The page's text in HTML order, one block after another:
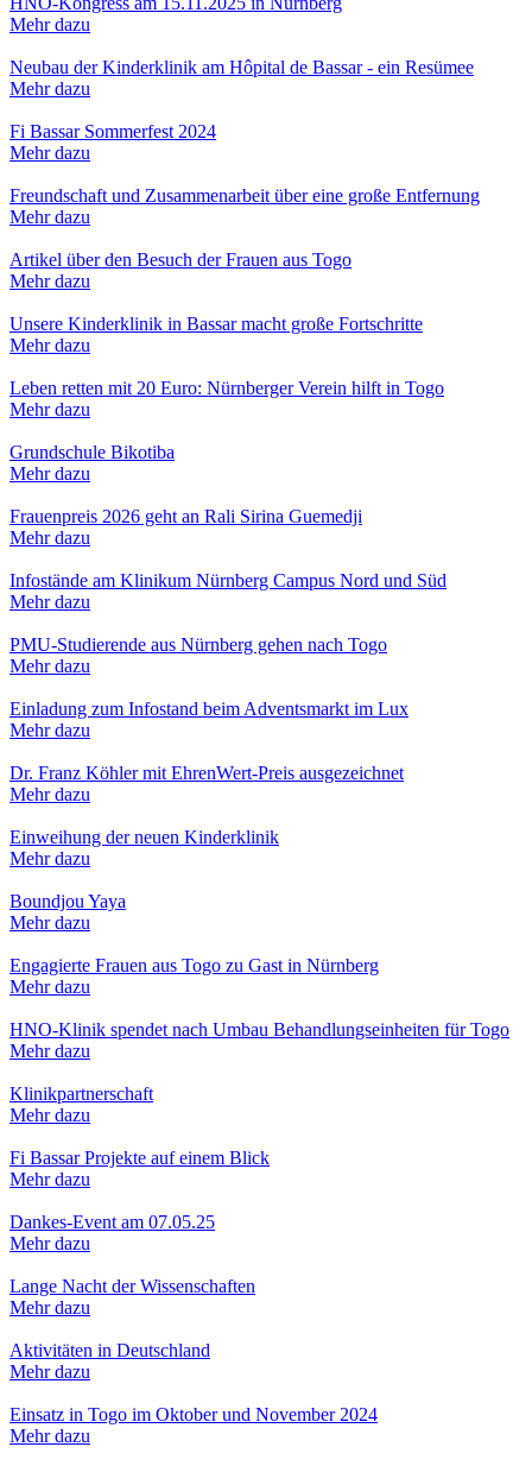
Mehr dazu
Neubau der Kinderklinik am Hôpital de Bassar - ein Resümee
Mehr dazu
Fi Bassar Sommerfest 2024
Mehr dazu
Freundschaft und Zusammenarbeit über eine große Entfernung
Mehr dazu
Artikel über den Besuch der Frauen aus Togo
Mehr dazu
Unsere Kinderklinik in Bassar macht große Fortschritte
Mehr dazu
Leben retten mit 20 Euro: Nürnberger Verein hilft in Togo
Mehr dazu
Grundschule Bikotiba
Mehr dazu
Frauenpreis 2026 geht an Rali Sirina Guemedji
Mehr dazu
Infostände am Klinikum Nürnberg Campus Nord und Süd
Mehr dazu
PMU-Studierende aus Nürnberg gehen nach Togo
Mehr dazu
Einladung zum Infostand beim Adventsmarkt im Lux
Mehr dazu
Dr. Franz Köhler mit EhrenWert-Preis ausgezeichnet
Mehr dazu
Einweihung der neuen Kinderklinik
Mehr dazu
Boundjou Yaya
Mehr dazu
Engagierte Frauen aus Togo zu Gast in Nürnberg
Mehr dazu
HNO-Klinik spendet nach Umbau Behandlungseinheiten für Togo
Mehr dazu
Klinikpartnerschaft
Mehr dazu
Fi Bassar Projekte auf einem Blick
Mehr dazu
Dankes-Event am 07.05.25
Mehr dazu
Lange Nacht der Wissenschaften
Mehr dazu
Aktivitäten in Deutschland
Mehr dazu
Einsatz in Togo im Oktober und November 2024
Mehr dazu